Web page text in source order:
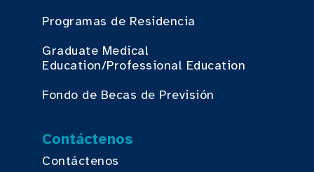
Programas de Residencia
Graduate Medical
Education/Professional Education
Fondo de Becas de Previsión
Contáctenos
Contáctenos